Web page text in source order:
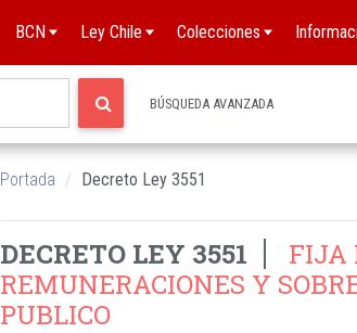
BCN Ley Chile Colecciones
BÚSQUEDA AVANZADA
Portada Decreto Ley 3551
DECRETO LEY 3551
FIJA
REMUNERACIONES Y
PUBLICO